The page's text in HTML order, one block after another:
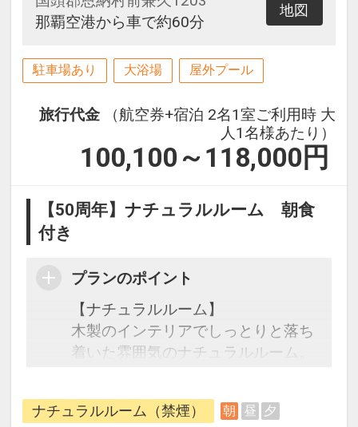
那覇空港から車で約60分
地図
駐車場あり 大浴場 屋外プール
旅行代金
（航空券+宿泊 2名1室ご利用時 大
人1名様あたり）
100,100～118,000 円
【50周年】ナチュラルルーム 朝食
付き
プランのポイント
【ナチュラルルーム】
木製のインテリアでしっとりと落ち
着いた雰囲気のナチュラルルーム。
ション済み。くつろぎと癒しの空間
でゆったりとお過ごしください。
ナチュラルルーム（禁煙） 朝 昼 夕